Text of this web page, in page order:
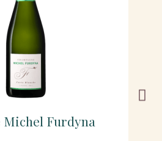
Michel Furdyna